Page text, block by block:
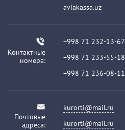
aviakassa.uz
Контактные
номера:
+998 71 232-13-67
+998 71 233-55-18
+998 71 236-08-11
Почтовые
адреса:
kurorti@mail.ru
kurorti@mail.ru